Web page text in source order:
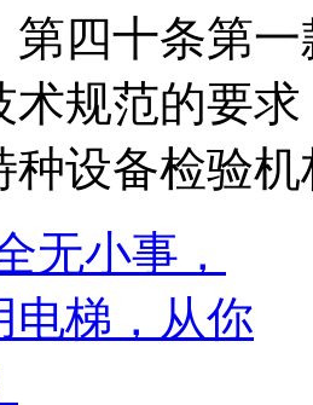
第四十条第
术规范的要
种设备检验